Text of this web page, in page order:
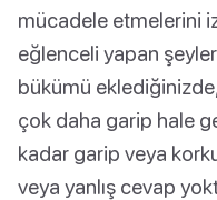
mücadele etmelerini
eğlenceli yapan
bükümü
çok daha garip hale
kadar garip veya
veya yanlış cevap